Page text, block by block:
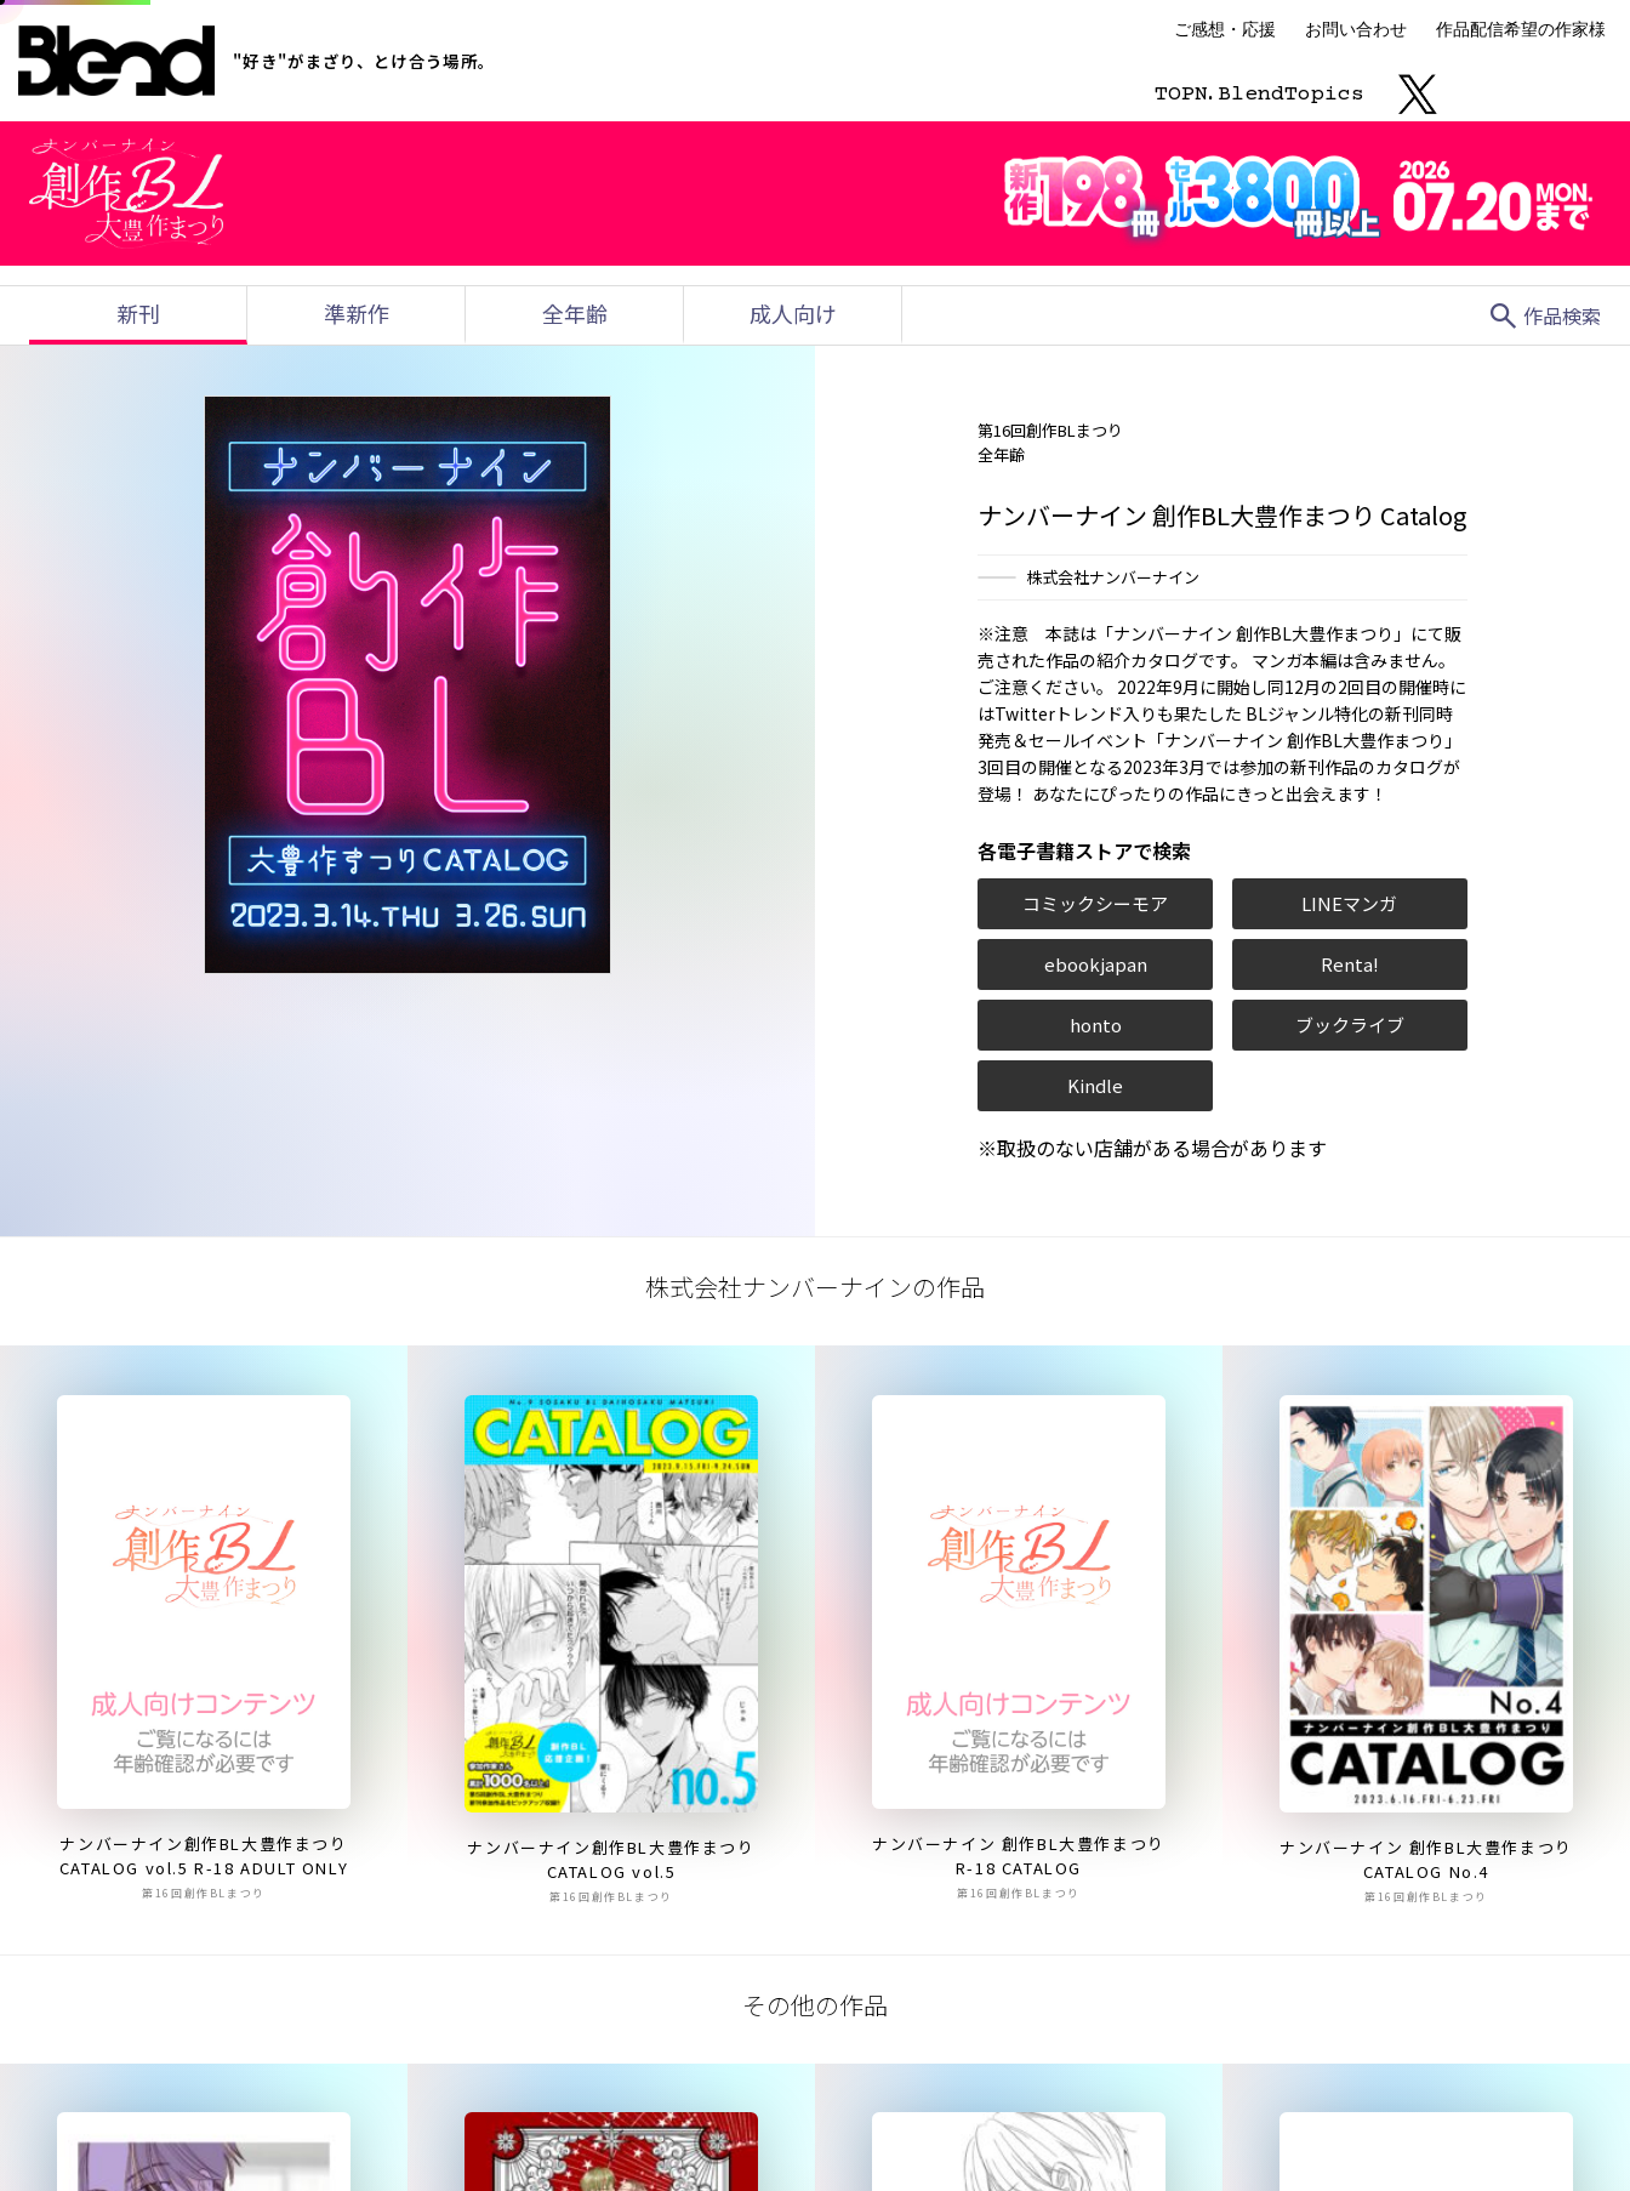
"好き"がまざり、とけ合う場所。
ご感想・応援 お問い合わせ 作品配信希望の作家様
TOPN. BlendTopics
新刊 準新作 全年齢 成人向け search 作品検索
第16回創作BLまつり
全年齢
ナンバーナイン 創作BL大豊作まつり Catalog
株式会社ナンバーナイン
※注意 本誌は「ナンバーナイン 創作BL大豊作まつり」にて販
売された作品の紹介カタログです。 マンガ本編は含みません。
ご注意ください。 2022年9月に開始し同12月の2回目の開催時に
はTwitterトレンド入りも果たした BLジャンル特化の新刊同時
発売＆セールイベント「ナンバーナイン 創作BL大豊作まつり」
3回目の開催となる2023年3月では参加の新刊作品のカタログが
登場！ あなたにぴったりの作品にきっと出会えます！
各電子書籍ストアで検索
コミックシーモア LINEマンガ
ebookjapan Renta!
honto ブックライブ
Kindle
※取扱のない店舗がある場合があります
株式会社ナンバーナインの作品
ナンバーナイン創作BL大豊作まつり
CATALOG vol.5 R-18 ADULT ONLY
第16回創作BLまつり
ナンバーナイン創作BL大豊作まつり
CATALOG vol.5
第16回創作BLまつり
ナンバーナイン 創作BL大豊作まつり
R-18 CATALOG
第16回創作BLまつり
ナンバーナイン 創作BL大豊作まつり
CATALOG No.4
第16回創作BLまつり
その他の作品